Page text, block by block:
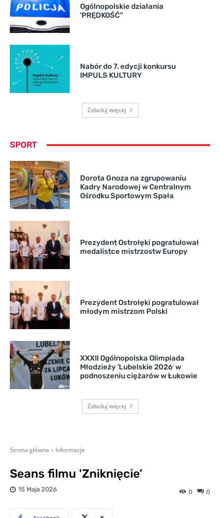
Ogólnopolskie działania
'PRĘDKOŚĆ”
Nabór do 7. edycji konkursu
IMPULS KULTURY
Załaduj więcej
SPORT
Dorota Gnoza na zgrupowaniu
Kadry Narodowej w Centralnym
Ośrodku Sportowym Spała
Prezydent Ostrołęki pogratulował
medalistce mistrzostw Europy
Prezydent Ostrołęki pogratulował
młodym mistrzom Polski
XXXII Ogólnopolska Olimpiada
Młodzieży 'Lubelskie 2026′ w
podnoszeniu ciężarów w Łukowie
Załaduj więcej